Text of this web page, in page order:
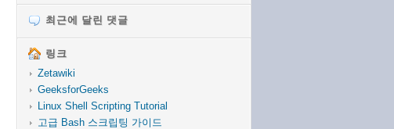
최근에 달린 댓글
최근에 달린 댓글
링크
링크
Zetawiki
GeeksforGeeks
Linux Shell Scripting Tutorial
고급 Bash 스크립팅 가이드